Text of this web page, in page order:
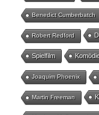
Benedict Cumberbatch
Robert Redford
Spielfilm
Joaquim Phoenix
Martin Freeman